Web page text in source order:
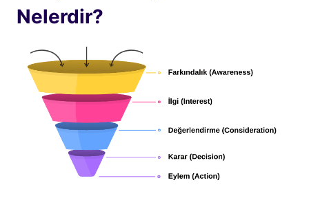
Nelerdir?